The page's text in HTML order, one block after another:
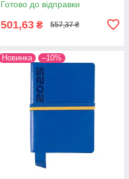
Готово до відправки
501,63 ₴ 557,37 ₴
Новинка –10%